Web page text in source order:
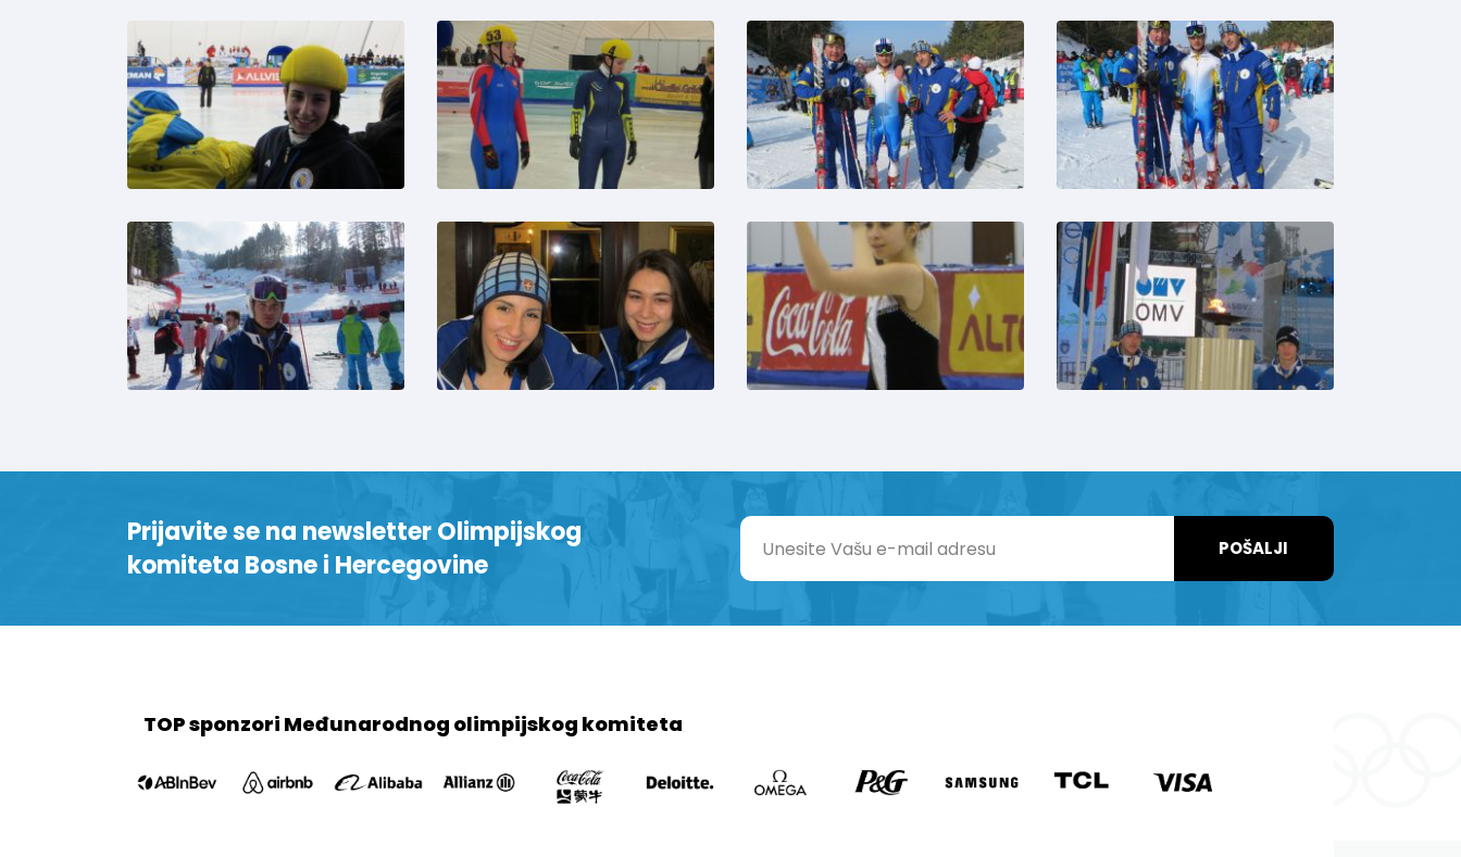
Prijavite se na newsletter Olimpijskog
komiteta Bosne i Hercegovine
POŠALJI
TOP sponzori Međunarodnog olimpijskog komiteta